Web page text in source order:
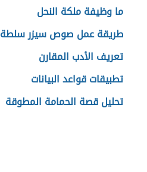
ما وظيفة ملكة النحل
طريقة عمل صوص سيزر سلطة
تعريف الأدب المقارن
تطبيقات قواعد البيانات
تحليل قصة الحمامة المطوقة